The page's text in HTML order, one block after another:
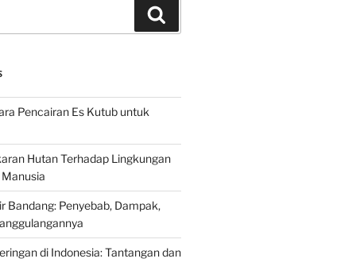
Pencairan Es Kutub untuk
Hutan Terhadap Lingkungan
Bandang: Penyebab, Dampak,
di Indonesia: Tantangan dan